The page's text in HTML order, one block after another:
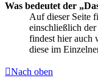
Was bedeutet der
Auf dieser Seite
einschließlich
findest hier auch
diese im
Nach oben